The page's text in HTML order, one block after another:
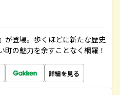
が登場。歩くほどに新たな歴史
の魅力を余すことなく網羅！
詳細を見る